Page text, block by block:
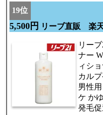
19位
5,500円 リーブ直販 楽
リー
ナー
ィシ
カル
男性
ケ か
発毛